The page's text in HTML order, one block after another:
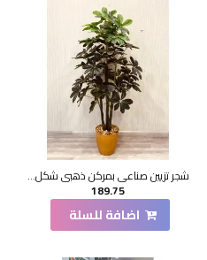
شجر تزيين صناعي بمركن ذهبي شكل حديث 150سم
189.75
اضافة للسلة